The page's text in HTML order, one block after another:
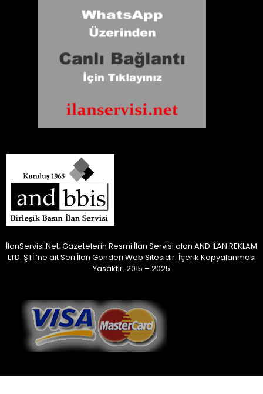
İlanServisi.Net; Gazetelerin Resmi İlan Servisi olan AND İLAN REKLAM
LTD. ŞTİ.’ne ait Seri İlan Gönderi Web Sitesidir. İçerik Kopyalanması
Yasaktır. 2015 – 2025